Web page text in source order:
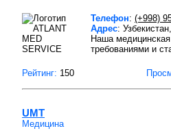
Телефон: (+998)
Адрес:
Наша
требованиями и
Рейтинг: 150
UMT
Медицина